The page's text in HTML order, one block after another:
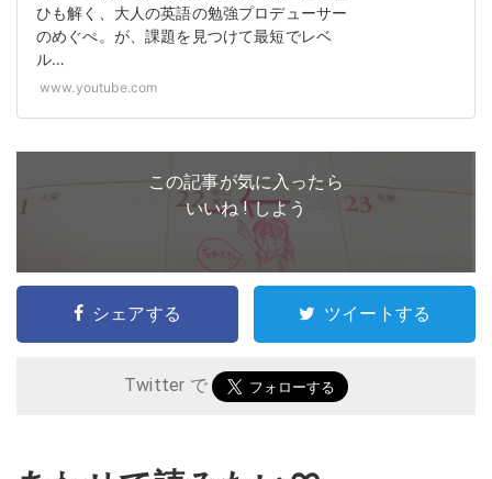
ひも解く、大人の英語の勉強プロデューサー
のめぐぺ。が、課題を見つけて最短でレベ
ル…
www.youtube.com
この記事が気に入ったら
いいね ! しよう
シェアする ツイートする
Twitter で